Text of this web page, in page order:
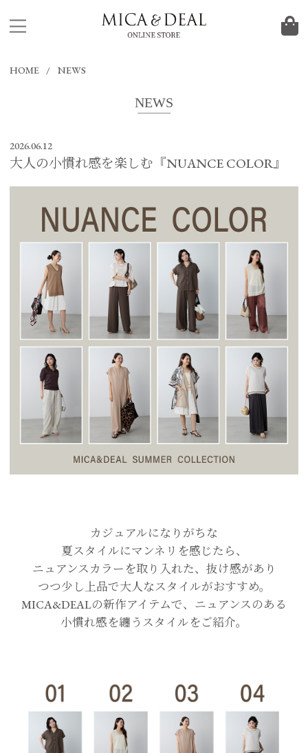
HOME NEWS
NEWS
2026.06.12
大人の小慣れ感を楽しむ『NUANCE COLOR』
カジュアルになりがちな
夏スタイルにマンネリを感じたら、
ニュアンスカラーを取り入れた、抜け感があり
つつ少し上品で大人なスタイルがおすすめ。
MICA&DEALの新作アイテムで、ニュアンスのある
小慣れ感を纏うスタイルをご紹介。